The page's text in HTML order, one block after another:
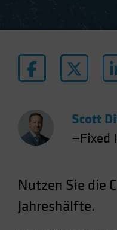
Netherlands
New Zealand
Other Asia-Pacific
Poland
South Korea - 대한
Spain
Scott
—Fixed
Nutzen Sie die
Jahreshälfte.